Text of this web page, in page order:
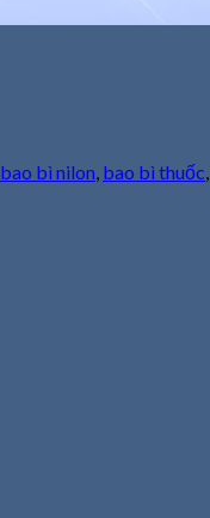
bao bì nilon, bao bì thuốc,